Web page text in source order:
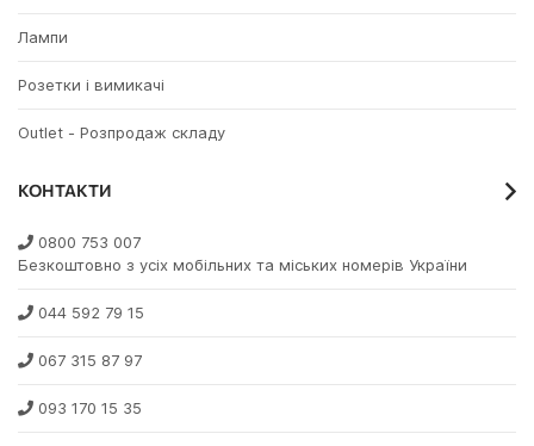
Лампи
Розетки і вимикачі
Outlet - Розпродаж складу
КОНТАКТИ
0800 753 007
Безкоштовно з усіх мобільних та міських номерів України
044 592 79 15
067 315 87 97
093 170 15 35